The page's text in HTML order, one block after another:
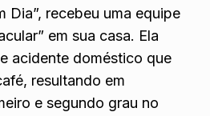
Dia”, recebeu uma equipe
em sua casa. Ela
acidente doméstico que
resultando em
e segundo grau no